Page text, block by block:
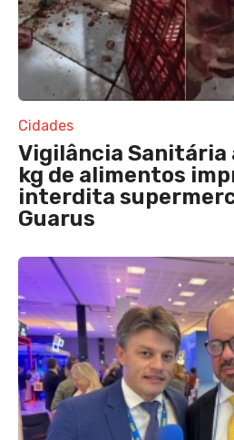
Cidades
Vigilância Sanitária
kg de alimentos
interdita
Guarus